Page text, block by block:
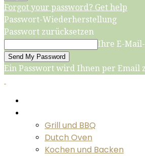
Forgot your password? Get help
Passwort-Wiederherstellung
Passwort zurücksetzen
Ihre E-
Ein Passwort wird Ihnen per Email
Grill und BBQ
Dutch Oven
Kochen und Backen